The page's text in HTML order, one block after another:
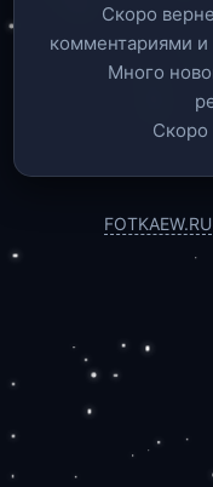
Скоро
комментариями и
Много
Скоро
FOTKAEW.RU